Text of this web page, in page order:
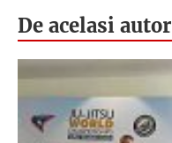
De acelasi autor